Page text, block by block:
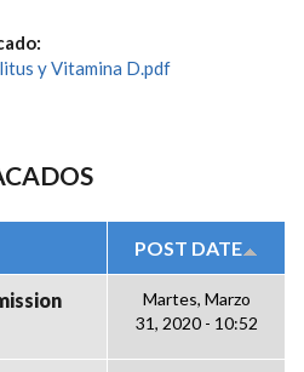
y Vitamina D.pdf
POST DATE
Martes, Marzo
31, 2020 - 10:52